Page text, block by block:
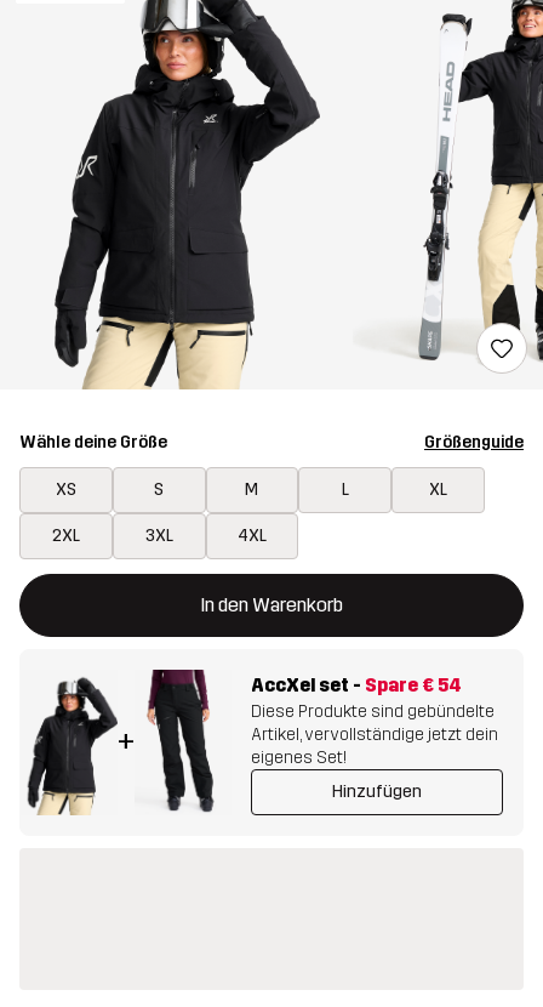
Wähle deine Größe Größenguide
XS S M L XL
2XL 3XL 4XL
In den Warenkorb
Dieser Button öffnet ein Fenster und legt den neuen Artikel in
{{size}} nicht verfügbar
+
AccXel set - Spare € 54
Diese Produkte sind gebündelte
Artikel, vervollständige jetzt dein
eigenes Set!
Hinzufügen